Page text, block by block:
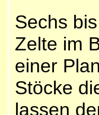
Sechs
Zelte im
einer
Stöcke
lassen